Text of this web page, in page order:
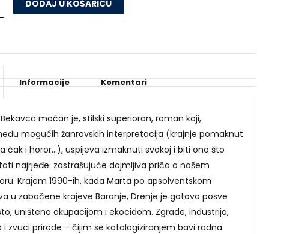
DODAJ U KOŠARICU
Informacije Komentari
moćan je, stilski superioran, roman koji,
mogućih žanrovskih interpretacija (krajnje pomaknut
čak i horor…), uspijeva izmaknuti svakoj i biti ono što
najrjeđe: zastrašujuće dojmljiva priča o našem
Krajem 1990-ih, kada Marta po apsolventskom
u zabačene krajeve Baranje, Drenje je gotovo posve
uništeno okupacijom i ekocidom. Zgrade, industrija,
i zvuci prirode – čijim se katalogiziranjem bavi radna